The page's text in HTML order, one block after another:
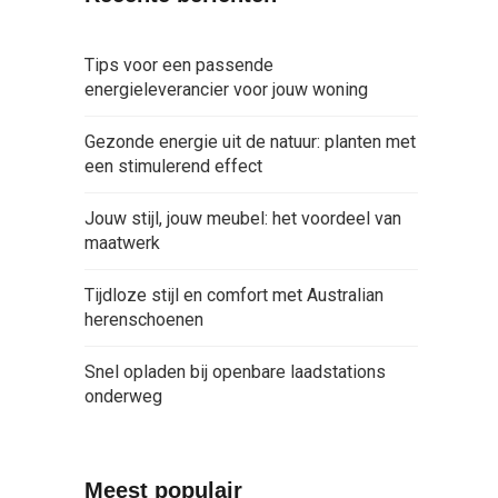
Tips voor een passende
energieleverancier voor jouw woning
Gezonde energie uit de natuur: planten met
een stimulerend effect
Jouw stijl, jouw meubel: het voordeel van
maatwerk
Tijdloze stijl en comfort met Australian
herenschoenen
Snel opladen bij openbare laadstations
onderweg
Meest populair